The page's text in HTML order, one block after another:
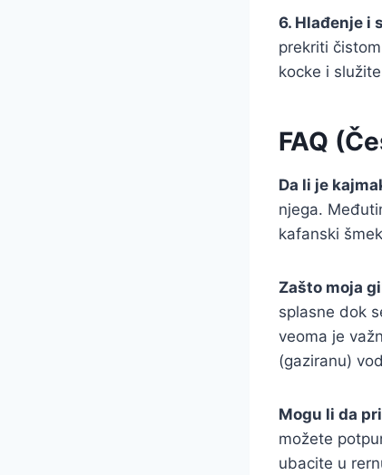
6. Hlađenje i
prekriti
kocke i
FAQ
Da li je
njega.
kafanski
Zašto moja
splasne dok
veoma je
(gaziranu)
Mogu li da
možete
ubacite u